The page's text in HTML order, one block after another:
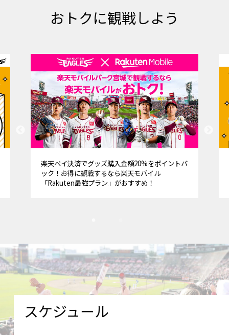
おトクに観戦しよう
グッズ購入金額20%をポイントバ
戦するなら楽天モバイル
プラン」がおすすめ！
嬉しいボーナスが来場回数
GOOD ボーナス！CLUB
よりお得に楽しめます。
スケジュール